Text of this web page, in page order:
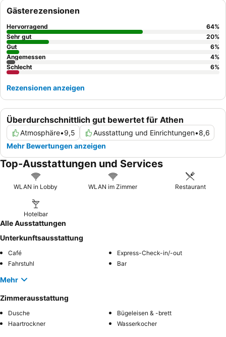
köstliche Frühstücksbuffet
ein ruhigeres Erlebnis könnten Gäste ein Zimmer abseits der
Hauptkorridore anfragen.
Überdurchschnittlich gut bewertet für Athen
Atmosphäre•9,5 Ausstattung und Einrichtungen•8,6
Mehr Bewertungen anzeigen
Gästerezensionen
Hervorragend 64%
Sehr gut
20%
Gut
6%
Angemessen
4%
Schlecht
6%
Rezensionen anzeigen
Top-Ausstattungen und Services
WLAN in Lobby WLAN im Zimmer Restaurant
Hotelbar
Alle Ausstattungen
Unterkunftsausstattung
Café
Express-Check-in/-out
Fahrstuhl
Bar
Mehr
Zimmerausstattung
Dusche
Bügeleisen & -brett
Haartrockner
Wasserkocher